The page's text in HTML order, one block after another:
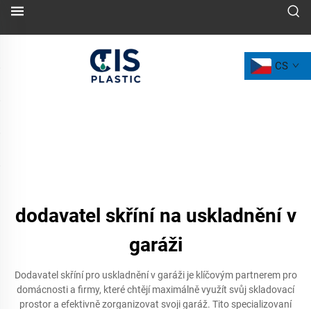
CS
dodavatel skříní na uskladnění v
garáži
Dodavatel skříní pro uskladnění v garáži je klíčovým partnerem pro
domácnosti a firmy, které chtějí maximálně využít svůj skladovací
prostor a efektivně zorganizovat svoji garáž. Tito specializovaní